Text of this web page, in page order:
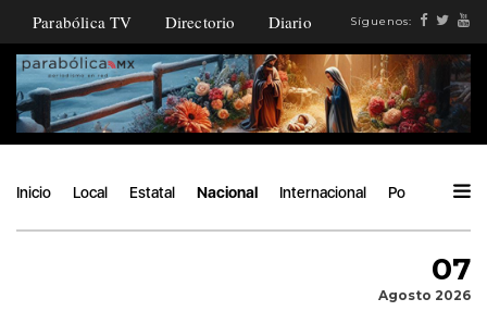
Parabólica TV Directorio Diario Síguenos:
Inicio Local Estatal Nacional Internacional Política
07
Agosto 2026